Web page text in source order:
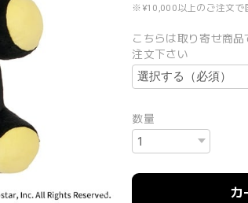
※¥10,000以上のご注文で
こちらは取り寄せ商
注文下さい
数量
カ